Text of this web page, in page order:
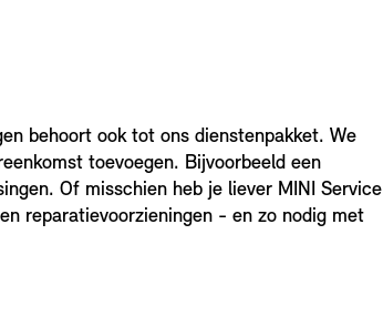
behoort ook tot ons dienstenpakket. We
toevoegen. Bijvoorbeeld een
Of misschien heb je liever MINI Service
reparatievoorzieningen - en zo nodig met